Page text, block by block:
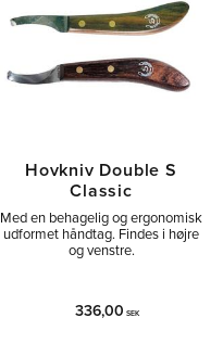
Hovkniv Double S
Classic
Med en behagelig og ergonomisk
udformet håndtag. Findes i højre
og venstre.
336,00 SEK